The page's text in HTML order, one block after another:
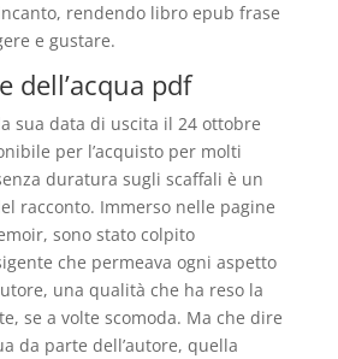
rendendo libro epub frase
e gustare.
dell’acqua pdf
sua data di uscita il 24 ottobre
per l’acquisto per molti
duratura sugli scaffali è un
racconto. Immerso nelle pagine
sono stato colpito
che permeava ogni aspetto
una qualità che ha reso la
se a volte scomoda. Ma che dire
da parte dell’autore, quella